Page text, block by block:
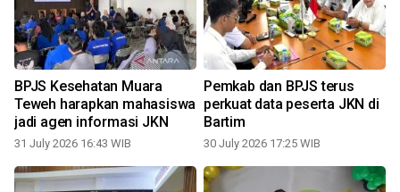
BPJS Kesehatan Muara
Teweh harapkan mahasiswa
jadi agen informasi JKN
31 July 2026 16:43 WIB
Pemkab dan BPJS terus
perkuat data peserta JKN di
Bartim
30 July 2026 17:25 WIB